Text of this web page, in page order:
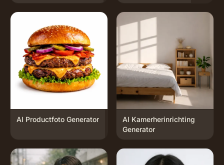
AI Productfoto Generator
AI Kamerherinrichting
Generator